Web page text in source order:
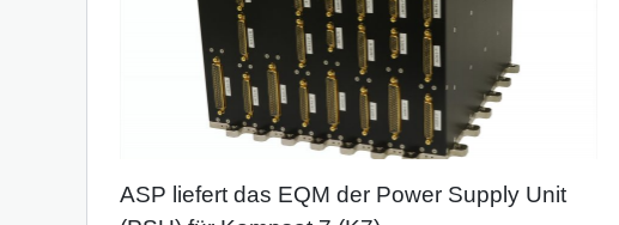
ASP liefert das EQM der Power Supply Unit